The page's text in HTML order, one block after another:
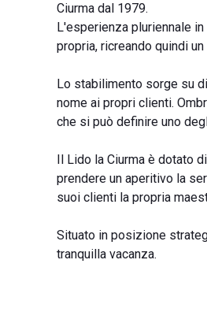
Ciurma dal 1979.
L'esperienza pluriennale
propria, ricreando quindi
Lo stabilimento sorge su
nome ai propri clienti.
che si può definire uno
Il Lido la Ciurma è dotato
prendere un aperitivo la
suoi clienti la propria
Situato in posizione
tranquilla vacanza.